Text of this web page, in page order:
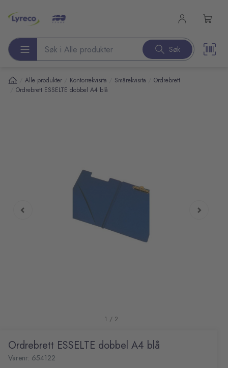
Søk etter produkter Søk
Alle produkter Kontorrekvisita Smårekvisita Ordrebrett
Ordrebrett ESSELTE dobbel A4 blå
1 / 2
Ordrebrett ESSELTE dobbel A4 blå
Varenr: 654122